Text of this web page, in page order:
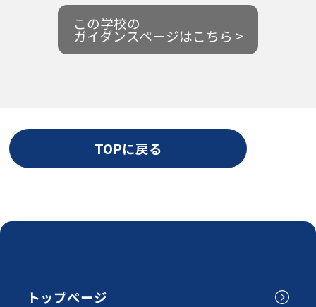
この学校の
ガイダンスページはこちら >
TOPに戻る
トップページ